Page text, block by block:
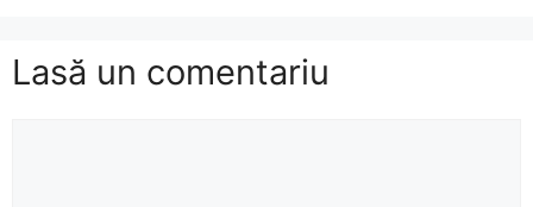
Lasă un comentariu